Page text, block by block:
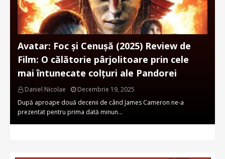
Avatar: Foc și Cenușă (2025) Review de
Film: O călătorie pârjolitoare prin cele
mai întunecate colțuri ale Pandorei
Daniel Nicolae
Decembrie 19, 2025
După aproape două decenii de când James Cameron ne-a
prezentat pentru prima dată minun…